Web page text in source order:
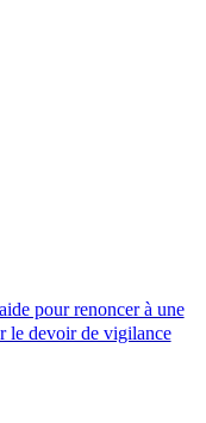
pour renoncer à une
le devoir de vigilance